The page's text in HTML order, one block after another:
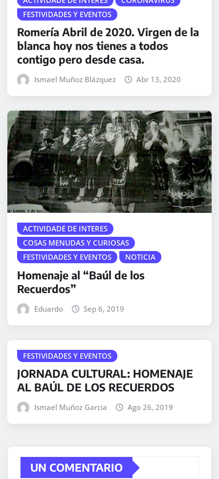
FESTIVIDADES Y EVENTOS
Romería Abril de 2020. Virgen de la
blanca hoy nos tienes a todos
contigo pero desde casa.
Ismael Muñoz Blázquez Abr 13, 2020
ACTIVIDADE DE INTERES
COSAS MENUDAS Y CURIOSAS
FESTIVIDADES Y EVENTOS
NOTICIA
Homenaje al “Baúl de los
Recuerdos”
Eduardo Sep 6, 2019
FESTIVIDADES Y EVENTOS
JORNADA CULTURAL: HOMENAJE
AL BAÚL DE LOS RECUERDOS
Ismael Muñoz Garcia Ago 26, 2019
UN COMENTARIO